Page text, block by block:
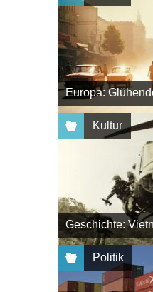
Europa:
Kultur
Geschichte:
Politik